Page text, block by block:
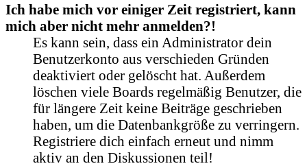
Ich habe mich vor einiger Zeit registriert, kann
mich aber nicht mehr anmelden?!
Es kann sein, dass ein Administrator dein
Benutzerkonto aus verschieden Gründen
deaktiviert oder gelöscht hat. Außerdem
löschen viele Boards regelmäßig Benutzer, die
für längere Zeit keine Beiträge geschrieben
haben, um die Datenbankgröße zu verringern.
Registriere dich einfach erneut und nimm
aktiv an den Diskussionen teil!